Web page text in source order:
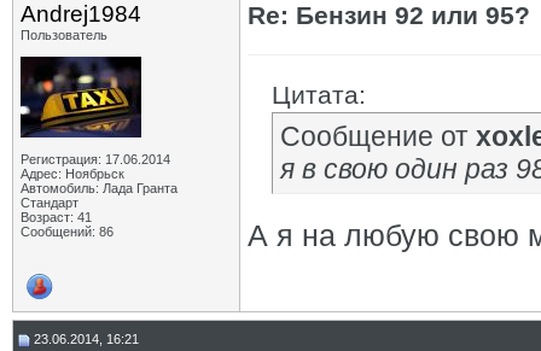
Andrej1984
Пользователь
Регистрация: 17.06.2014
Адрес: Ноябрьск
Автомобиль: Лада Гранта
Стандарт
Возраст: 41
Сообщений: 86
Re: Бензин 92 или 95?
Цитата:
Сообщение от
я в свою один раз
А я на любую свою
23.06.2014, 16:21